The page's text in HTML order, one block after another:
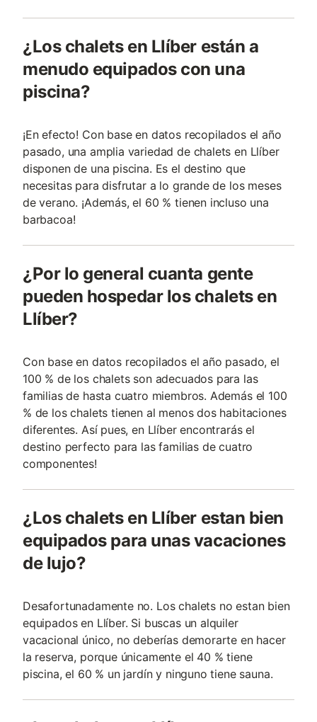
¿Los chalets en Llíber están a
menudo equipados con una
piscina?
¡En efecto! Con base en datos recopilados el año
pasado, una amplia variedad de chalets en Llíber
disponen de una piscina. Es el destino que
necesitas para disfrutar a lo grande de los meses
de verano. ¡Además, el 60 % tienen incluso una
barbacoa!
¿Por lo general cuanta gente
pueden hospedar los chalets en
Llíber?
Con base en datos recopilados el año pasado, el
100 % de los chalets son adecuados para las
familias de hasta cuatro miembros. Además el 100
% de los chalets tienen al menos dos habitaciones
diferentes. Así pues, en Llíber encontrarás el
destino perfecto para las familias de cuatro
componentes!
¿Los chalets en Llíber estan bien
equipados para unas vacaciones
de lujo?
Desafortunadamente no. Los chalets no estan bien
equipados en Llíber. Si buscas un alquiler
vacacional único, no deberías demorarte en hacer
la reserva, porque únicamente el 40 % tiene
piscina, el 60 % un jardín y ninguno tiene sauna.